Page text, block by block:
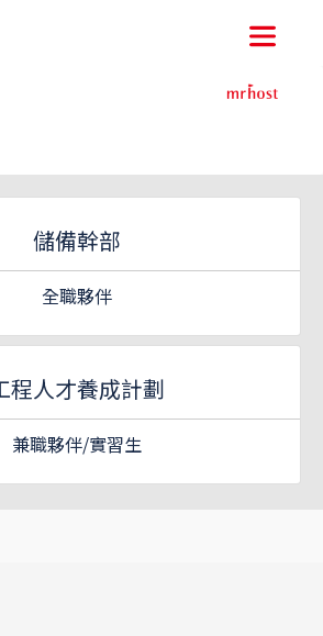
儲備幹部
全職夥伴
程人才養成計劃
兼職夥伴/實習生